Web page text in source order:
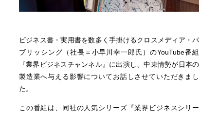
ビジネス書・実用書を数多く手掛けるクロスメディア・パ
ブリッシング（社長＝小早川幸一郎氏）のYouTube番組
『業界ビジネスチャンネル』に出演し、中東情勢が日本の
製造業へ与える影響についてお話しさせていただきまし
た。
この番組は、同社の人気シリーズ『業界ビジネスシリー